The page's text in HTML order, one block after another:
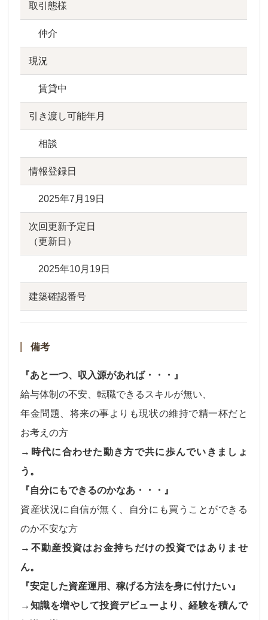
取引態様
仲介
現況
賃貸中
引き渡し可能年月
相談
情報登録日
2025年7月19日
次回更新予定日
（更新日）
2025年10月19日
建築確認番号
備考
『あと一つ、収入源があれば・・・』
給与体制の不安、転職できるスキルが無い、
年金問題、将来の事よりも現状の維持で精一杯だと
お考えの方
→時代に合わせた動き方で共に歩んでいきましょ
う。
『自分にもできるのかなあ・・・』
資産状況に自信が無く、自分にも買うことができる
のか不安な方
→不動産投資はお金持ちだけの投資ではありませ
ん。
『安定した資産運用、稼げる方法を身に付けたい』
→知識を増やして投資デビューより、経験を積んで